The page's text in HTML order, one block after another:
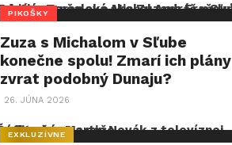
PIKOŠKY
Zuza s Michalom v Sľube
konečne spolu! Zmarí ich plány
zvrat podobný Dunaju?
26. JÚNA 2026
EXKLUZÍVNE